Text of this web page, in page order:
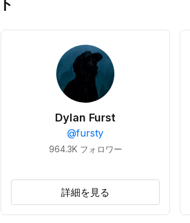
Dylan Furst
@fursty
964.3K フォロワー
詳細を見る